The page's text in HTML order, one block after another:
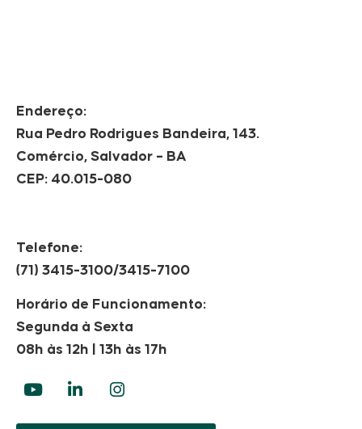
Endereço:
Rua Pedro Rodrigues Bandeira, 143.
Comércio, Salvador – BA
CEP: 40.015-080
Telefone:
(71) 3415-3100/3415-7100
Horário de Funcionamento:
Segunda à Sexta
08h às 12h | 13h às 17h